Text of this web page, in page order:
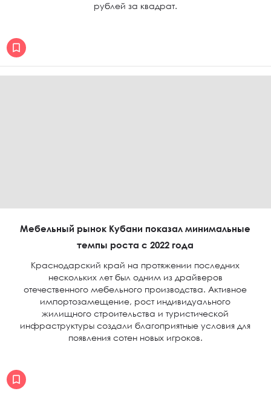
рублей за квадрат.
Мебельный рынок Кубани показал минимальные
темпы роста с 2022 года
Краснодарский край на протяжении последних
нескольких лет был одним из драйверов
отечественного мебельного производства. Активное
импортозамещение, рост индивидуального
жилищного строительства и туристической
инфраструктуры создали благоприятные условия для
появления сотен новых игроков.